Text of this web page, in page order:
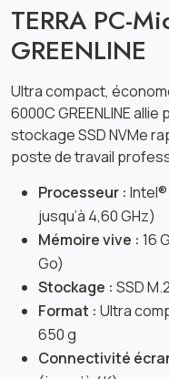
TERRA PC-
GREENLINE
Ultra compact,
6000C GREENLINE
stockage SSD NVMe
poste de travail
Processeur :
jusqu’à 4,60 GHz)
Mémoire vive : 16
Go)
Stockage : SSD
Format : Ultra
650 g
Connectivité